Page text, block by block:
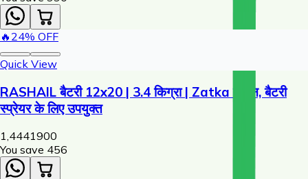
🔥 24% OFF
Quick View
RASHAIL बैटरी 12x20 | 3.4 किग्रा | Zatka मशीन, बैटरी
स्प्रेयर के लिए उपयुक्त
1,4441900
You save ₹ 456